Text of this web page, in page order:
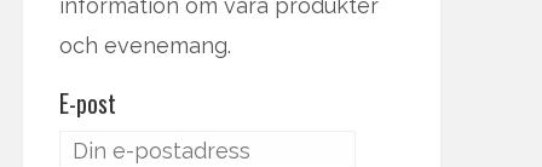
information om våra produkter
och evenemang.
E-post